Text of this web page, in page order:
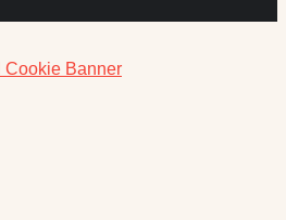
Cookie Banner